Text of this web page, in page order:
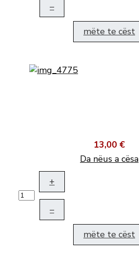
–
mëte te cëst
13,00 €
Da nëus a cësa
+
–
mëte te cëst